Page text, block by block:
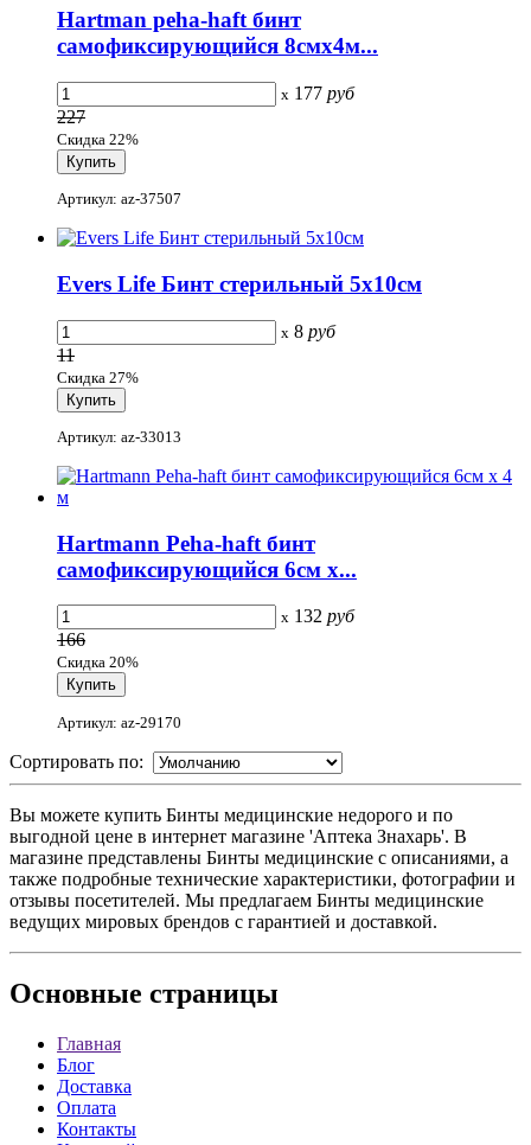
Hartman peha-haft бинт
самофиксирующийся 8смх4м...
x 177 руб
227
Скидка 22%
Артикул: az-37507
Evers Life Бинт стерильный 5х10см
x 8 руб
11
Скидка 27%
Артикул: az-33013
Hartmann Peha-haft бинт
самофиксирующийся 6см х...
x 132 руб
166
Скидка 20%
Артикул: az-29170
Сортировать по:
Вы можете купить Бинты медицинские недорого и по
выгодной цене в интернет магазине 'Аптека Знахарь'. В
магазине представлены Бинты медицинские с описаниями, а
также подробные технические характеристики, фотографии и
отзывы посетителей. Мы предлагаем Бинты медицинские
ведущих мировых брендов с гарантией и доставкой.
Основные страницы
Главная
Блог
Доставка
Оплата
Контакты